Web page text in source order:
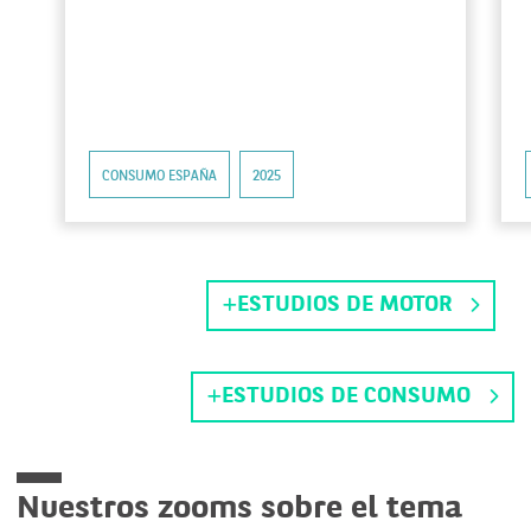
CONSUMO ESPAÑA 2025
ESTUDIOS DE MOTOR
ESTUDIOS DE CONSUMO
Nuestros zooms sobre el tema